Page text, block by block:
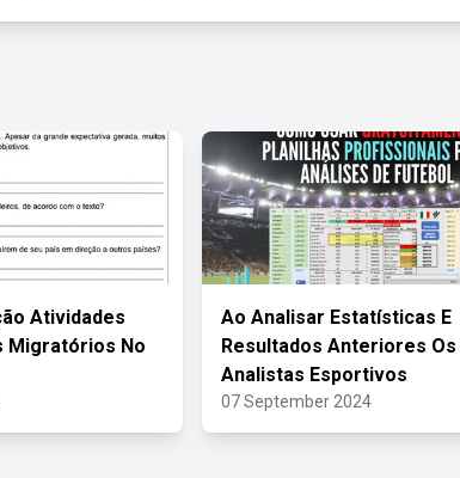
Atividades
Migratórios No
Ao Analisar Estatísticas E
Resultados Anteriores Os
Analistas Esportivos
07 September 2024